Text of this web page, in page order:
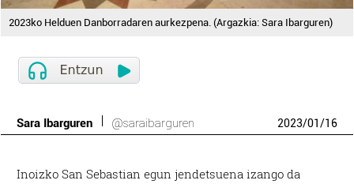
2023ko Helduen Danborradaren aurkezpena. (Argazkia: Sara Ibarguren)
Sara Ibarguren @saraibarguren 2023/01/16
Inoizko San Sebastian egun jendetsuena izango da